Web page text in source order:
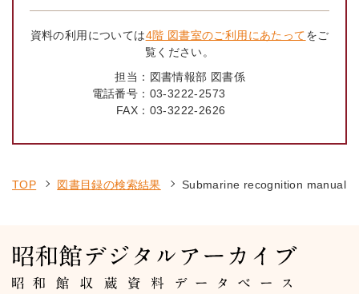
資料の利用については4階 図書室のご利用にあたってをご
覧ください。
担当： 図書情報部 図書係
電話番号： 03-3222-2573
FAX： 03-3222-2626
TOP 図書目録の検索結果 Submarine recognition manual